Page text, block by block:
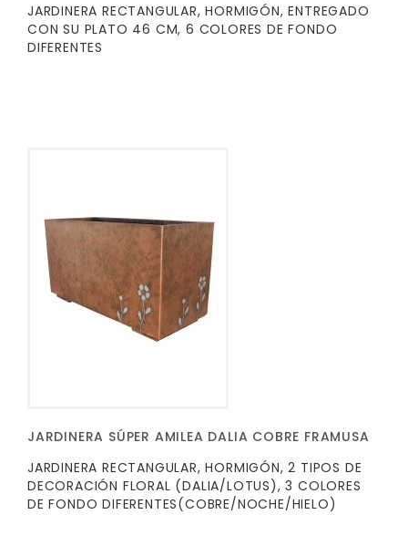
JARDINERA RECTANGULAR, HORMIGÓN, ENTREGADO
CON SU PLATO 46 CM, 6 COLORES DE FONDO
DIFERENTES
JARDINERA SÚPER AMILEA DALIA COBRE FRAMUSA
JARDINERA RECTANGULAR, HORMIGÓN, 2 TIPOS DE
DECORACIÓN FLORAL (DALIA/LOTUS), 3 COLORES
DE FONDO DIFERENTES(COBRE/NOCHE/HIELO)